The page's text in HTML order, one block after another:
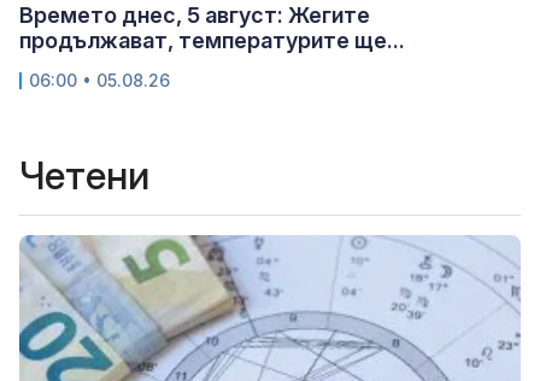
Времето днес, 5 август: Жегите
продължават, температурите ще...
06:00 • 05.08.26
Четени